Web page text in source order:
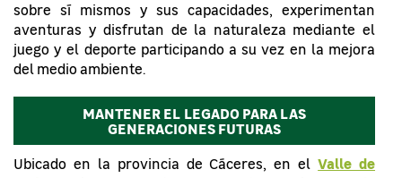
sobre sí mismos y sus capacidades, experimentan
aventuras y disfrutan de la naturaleza mediante el
juego y el deporte participando a su vez en la mejora
del medio ambiente.
MANTENER EL LEGADO PARA LAS
GENERACIONES FUTURAS
Ubicado en la provincia de Cáceres, en elValle de